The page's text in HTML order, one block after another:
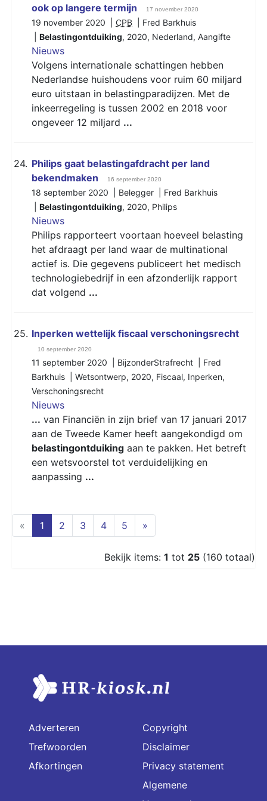
ook op langere termijn
17 november 2020
19 november 2020 | CPB | Fred Barkhuis
Belastingontduiking, 2020, Nederland, Aangifte
Nieuws
Volgens internationale schattingen hebben
Nederlandse huishoudens voor ruim 60 miljard
euro uitstaan in belastingparadijzen. Met de
inkeerregeling is tussen 2002 en 2018 voor
ongeveer 12 miljard ...
24. Philips gaat belastingafdracht per land
bekendmaken
16 september 2020
18 september 2020 | Belegger | Fred Barkhuis
Belastingontduiking, 2020, Philips
Nieuws
Philips rapporteert voortaan hoeveel belasting
het afdraagt per land waar de multinational
actief is. Die gegevens publiceert het medisch
technologiebedrijf in een afzonderlijk rapport
dat volgend ...
25. Inperken wettelijk fiscaal verschoningsrecht
10 september 2020
11 september 2020 | BijzonderStrafrecht | Fred
Barkhuis | Wetsontwerp, 2020, Fiscaal, Inperken,
Verschoningsrecht
Nieuws
... van Financiën in zijn brief van 17 januari 2017
aan de Tweede Kamer heeft aangekondigd om
belastingontduiking aan te pakken. Het betreft
een wetsvoorstel tot verduidelijking en
aanpassing ...
« 1 (current)
2 3 4 5 »
Bekijk items: 1 tot 25 (160 totaal)
Adverteren
Trefwoorden
Afkortingen
Copyright
Disclaimer
Privacy statement
Algemene